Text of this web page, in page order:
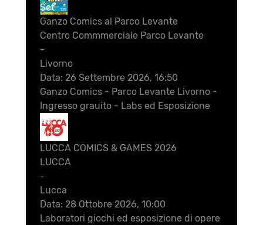
Set
Ganzo Comics al Parco Levante
Centro Commmerciale Parco Levante
-
Livorno
Data: 26 Settembre 2026, 16:50
Ganzo Comics - Parco Levante Livorno -
Ingresso grauito - Labs ed Esposizione
28
Ott
LUCCA COMICS & GAMES 2026
LUCCA
-
Lucca
Data: 28 Ottobre 2026, 10:00
Laboratori giochi ed esposizione di opere